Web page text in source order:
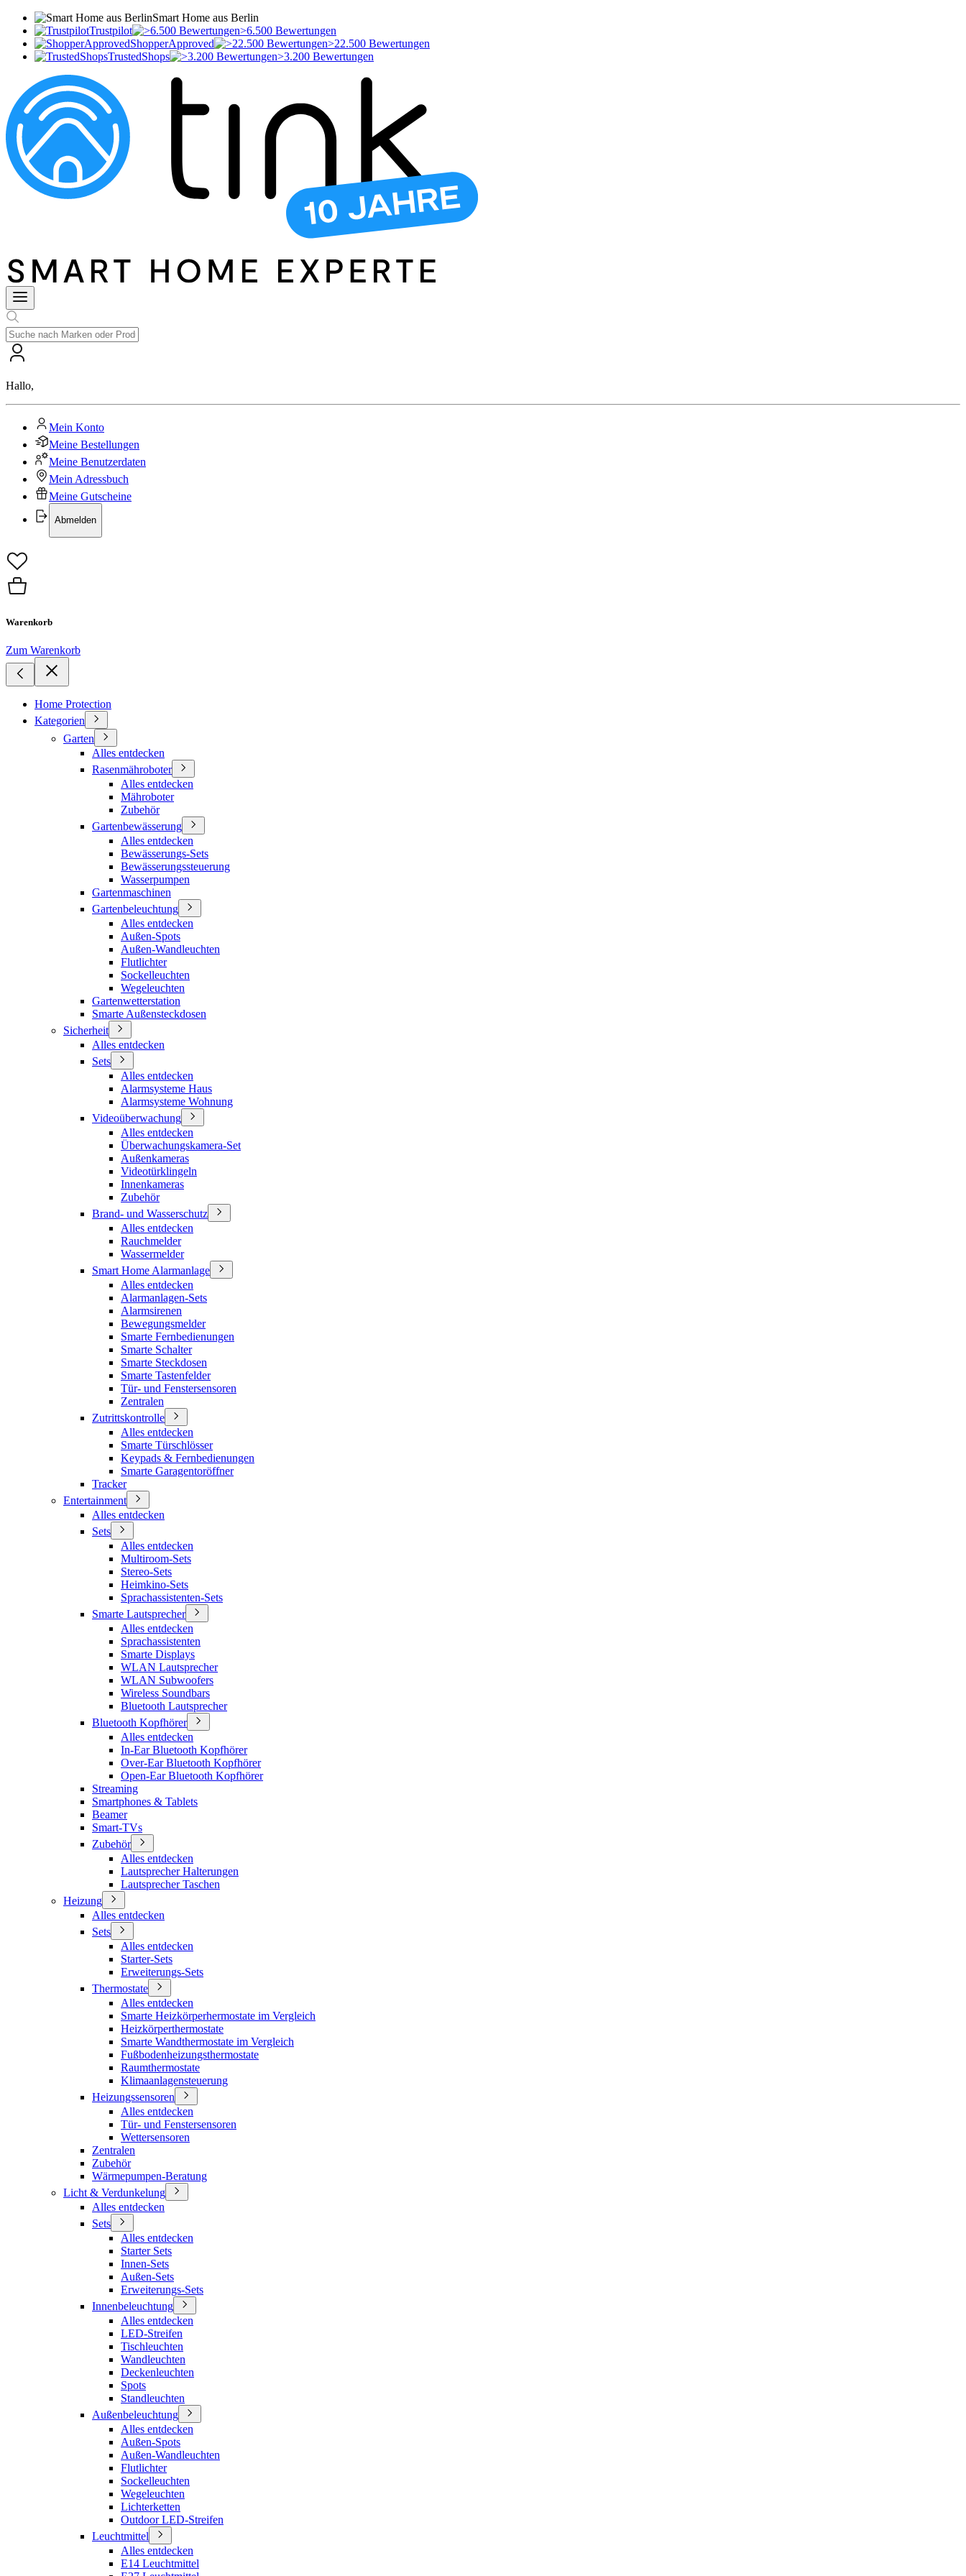
Smart Home aus Berlin
Trustpilot
>6.500 Bewertungen
ShopperApproved
>22.500 Bewertungen
TrustedShops
>3.200 Bewertungen
Hallo,
Mein Konto
Meine Bestellungen
Meine Benutzerdaten
Mein Adressbuch
Meine Gutscheine
Abmelden
Warenkorb
Zum Warenkorb
Home Protection
Kategorien
Garten
Alles entdecken
Rasenmähroboter
Alles entdecken
Mähroboter
Zubehör
Gartenbewässerung
Alles entdecken
Bewässerungs-Sets
Bewässerungssteuerung
Wasserpumpen
Gartenmaschinen
Gartenbeleuchtung
Alles entdecken
Außen-Spots
Außen-Wandleuchten
Flutlichter
Sockelleuchten
Wegeleuchten
Gartenwetterstation
Smarte Außensteckdosen
Sicherheit
Alles entdecken
Sets
Alles entdecken
Alarmsysteme Haus
Alarmsysteme Wohnung
Videoüberwachung
Alles entdecken
Überwachungskamera-Set
Außenkameras
Videotürklingeln
Innenkameras
Zubehör
Brand- und Wasserschutz
Alles entdecken
Rauchmelder
Wassermelder
Smart Home Alarmanlage
Alles entdecken
Alarmanlagen-Sets
Alarmsirenen
Bewegungsmelder
Smarte Fernbedienungen
Smarte Schalter
Smarte Steckdosen
Smarte Tastenfelder
Tür- und Fenstersensoren
Zentralen
Zutrittskontrolle
Alles entdecken
Smarte Türschlösser
Keypads & Fernbedienungen
Smarte Garagentoröffner
Tracker
Entertainment
Alles entdecken
Sets
Alles entdecken
Multiroom-Sets
Stereo-Sets
Heimkino-Sets
Sprachassistenten-Sets
Smarte Lautsprecher
Alles entdecken
Sprachassistenten
Smarte Displays
WLAN Lautsprecher
WLAN Subwoofers
Wireless Soundbars
Bluetooth Lautsprecher
Bluetooth Kopfhörer
Alles entdecken
In-Ear Bluetooth Kopfhörer
Over-Ear Bluetooth Kopfhörer
Open-Ear Bluetooth Kopfhörer
Streaming
Smartphones & Tablets
Beamer
Smart-TVs
Zubehör
Alles entdecken
Lautsprecher Halterungen
Lautsprecher Taschen
Heizung
Alles entdecken
Sets
Alles entdecken
Starter-Sets
Erweiterungs-Sets
Thermostate
Alles entdecken
Smarte Heizkörperhermostate im Vergleich
Heizkörperthermostate
Smarte Wandthermostate im Vergleich
Fußbodenheizungsthermostate
Raumthermostate
Klimaanlagensteuerung
Heizungssensoren
Alles entdecken
Tür- und Fenstersensoren
Wettersensoren
Zentralen
Zubehör
Wärmepumpen-Beratung
Licht & Verdunkelung
Alles entdecken
Sets
Alles entdecken
Starter Sets
Innen-Sets
Außen-Sets
Erweiterungs-Sets
Innenbeleuchtung
Alles entdecken
LED-Streifen
Tischleuchten
Wandleuchten
Deckenleuchten
Spots
Standleuchten
Außenbeleuchtung
Alles entdecken
Außen-Spots
Außen-Wandleuchten
Flutlichter
Sockelleuchten
Wegeleuchten
Lichterketten
Outdoor LED-Streifen
Leuchtmittel
Alles entdecken
E14 Leuchtmittel